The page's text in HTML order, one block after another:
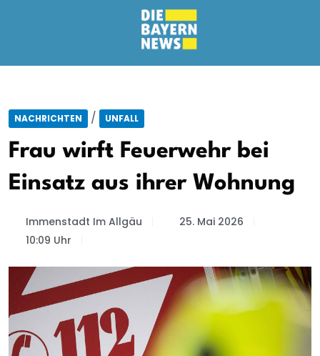
NACHRICHTEN / UNFALL
Frau wirft Feuerwehr bei
Einsatz aus ihrer Wohnung
Immenstadt Im Allgäu
25. Mai 2026
10:09 Uhr